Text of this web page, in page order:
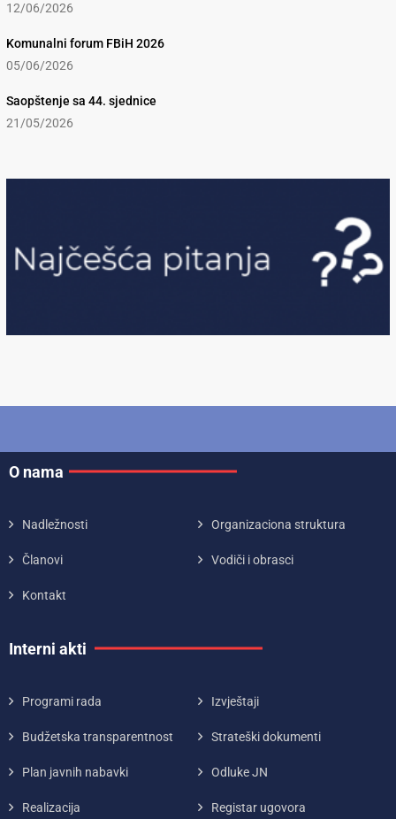
12/06/2026
Komunalni forum FBiH 2026
05/06/2026
Saopštenje sa 44. sjednice
21/05/2026
O nama
Nadležnosti Organizaciona struktura
Članovi Vodiči i obrasci
Kontakt
Interni akti
Programi rada Izvještaji
Budžetska transparentnost Strateški dokumenti
Plan javnih nabavki Odluke JN
Realizacija Registar ugovora